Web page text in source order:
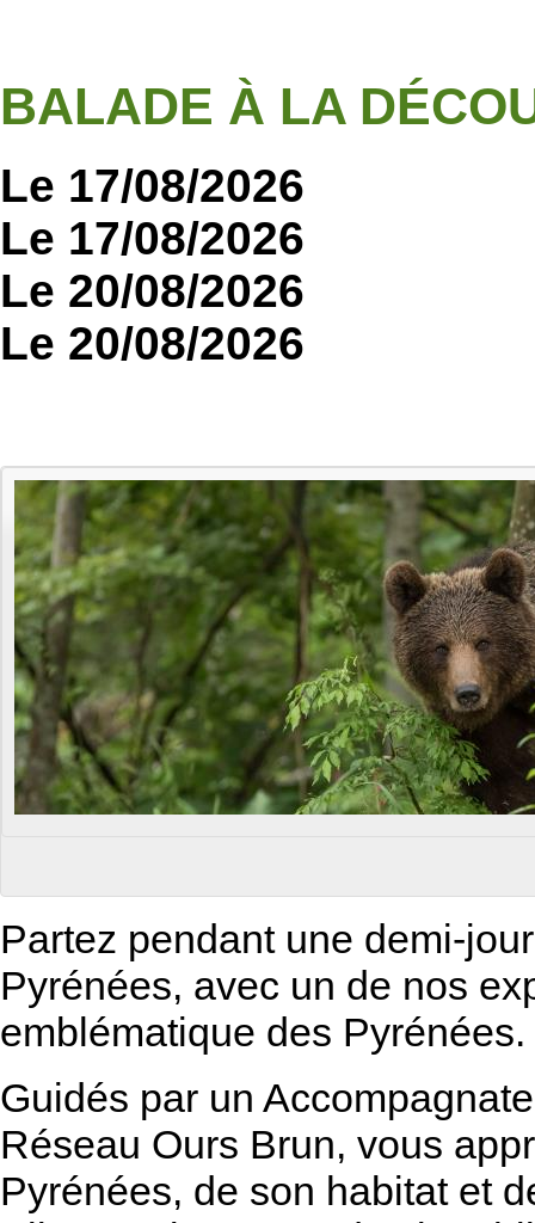
BALADE À LA
Le 17/08/2026
Le 17/08/2026
Le 20/08/2026
Le 20/08/2026
Partez pendant une demi-
Pyrénées, avec un de nos
emblématique des Pyrénées.
Guidés par un
Réseau Ours Brun, vous
Pyrénées, de son habitat et